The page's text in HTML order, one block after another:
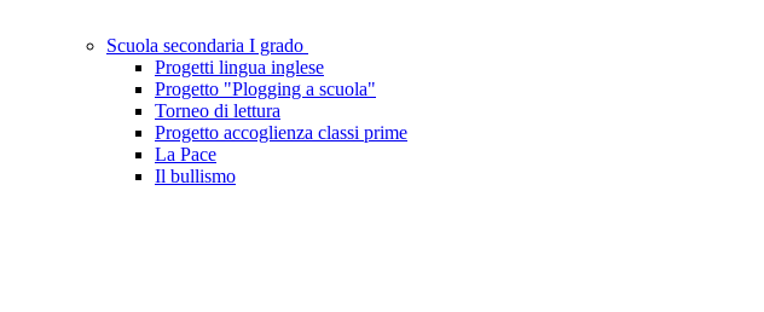
Scuola secondaria I grado
Progetti lingua inglese
Progetto "Plogging a scuola"
Torneo di lettura
Progetto accoglienza classi prime
La Pace
Il bullismo